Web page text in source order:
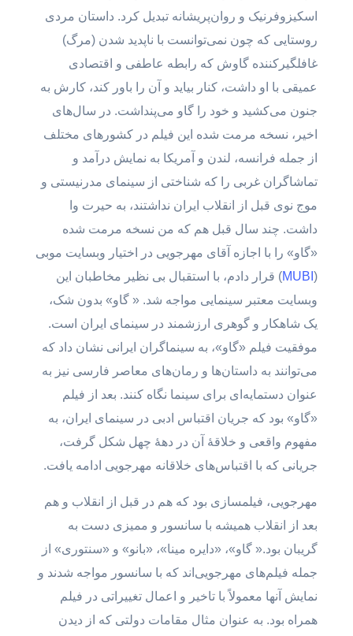
اسکیزوفرنیک و روان‌پریشانه تبدیل کرد. داستان مردی
روستایی که چون نمی‌توانست با ناپدید شدن (مرگ)
غافلگیرکننده گاوش که رابطه عاطفی و اقتصادی
عمیقی با او داشت، کنار بیاید و آن را باور کند، کارش به
جنون می‌کشید و خود را گاو می‌پنداشت. در سال‌های
اخیر، نسخه مرمت شده این فیلم در کشورهای مختلف
از جمله فرانسه، لندن و آمریکا به نمایش درآمد و
تماشاگران غربی را که شناختی از سینمای مدرنیستی و
موج نوی قبل از انقلاب ایران نداشتند، به حیرت وا
داشت. چند سال قبل هم که من نسخه مرمت شده
«گاو» را با اجازه آقای مهرجویی در اختیار وبسایت موبی
(
MUBI) قرار دادم، با استقبال بی نظیر مخاطبان این
وبسایت معتبر سینمایی مواجه شد. « گاو» بدون شک،
یک شاهکار و گوهری ارزشمند در سینمای ایران است.
موفقیت فیلم «گاو»، به سینماگران ایرانی نشان داد که
می‌توانند به داستان‌ها و رمان‌های معاصر فارسی نیز به
عنوان دستمایه‌ای برای سینما نگاه کنند. بعد از فیلم
«گاو» بود که جریان اقتباس ادبی در سینمای ایران، به
مفهوم واقعی و خلاقۀ آن در دهۀ چهل شکل گرفت،
جریانی که با اقتباس‌های خلاقانه مهرجویی ادامه یافت.
مهرجویی، فیلمسازی بود که هم در قبل از انقلاب و هم
بعد از انقلاب همیشه با سانسور و ممیزی دست به
گریبان بود.« گاو»، «دایره مینا»، «بانو» و «سنتوری» از
جمله فیلم‌های مهرجویی‌اند که با سانسور مواجه شدند و
نمایش آنها معمولاً با تاخیر و اعمال تغییراتی در فیلم
همراه بود. به عنوان مثال مقامات دولتی که از دیدن